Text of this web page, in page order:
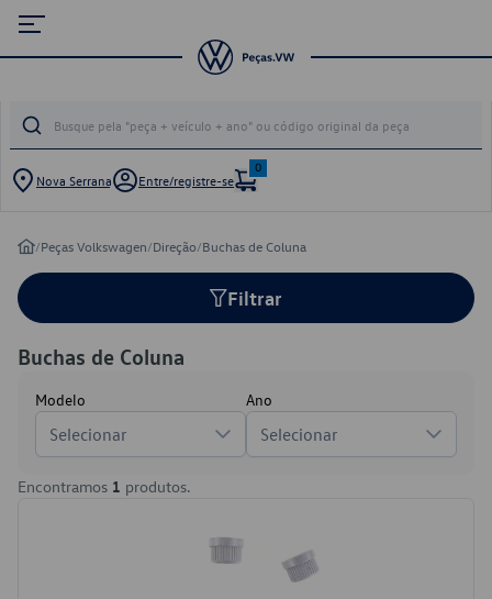
Nova Serrana Entre/registre-se
0
/Peças Volkswagen/Direção/Buchas de Coluna
Filtrar
Buchas de Coluna
Modelo
Selecionar
Ano
Selecionar
Encontramos 1 produtos.